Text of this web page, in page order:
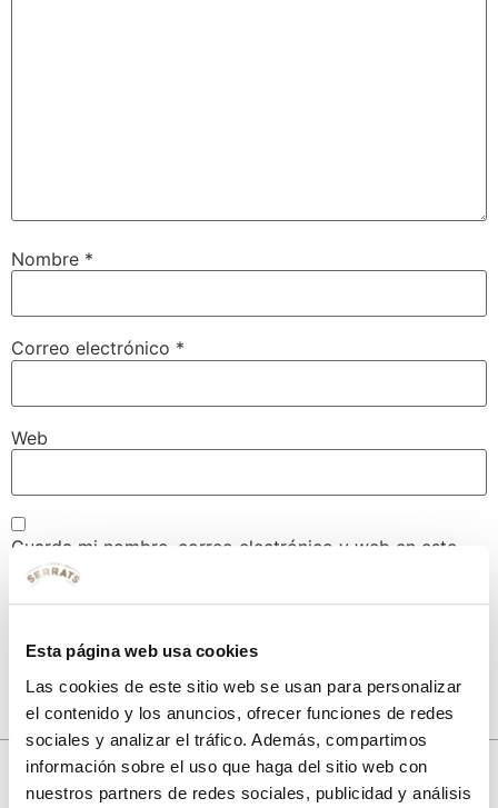
Esta página web usa cookies
Las cookies de este sitio web se usan para personalizar
el contenido y los anuncios, ofrecer funciones de redes
sociales y analizar el tráfico. Además, compartimos
información sobre el uso que haga del sitio web con
nuestros partners de redes sociales, publicidad y análisis
Nombre *
Correo electrónico *
Web
Guarda mi nombre, correo electrónico y web en este
navegador para la próxima vez que comente.